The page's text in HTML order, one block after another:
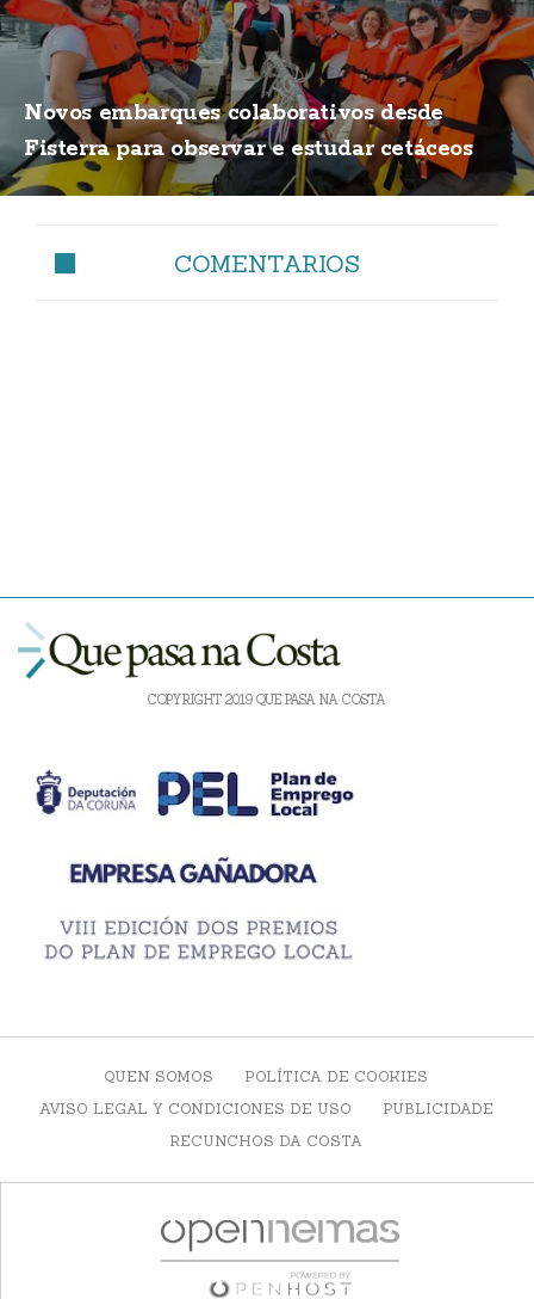
Novos embarques colaborativos desde
Fisterra para observar e estudar cetáceos
COMENTARIOS
COPYRIGHT 2019 QUE PASA NA COSTA
QUEN SOMOS
POLÍTICA DE COOKIES
AVISO LEGAL Y CONDICIONES DE USO
PUBLICIDADE
RECUNCHOS DA COSTA